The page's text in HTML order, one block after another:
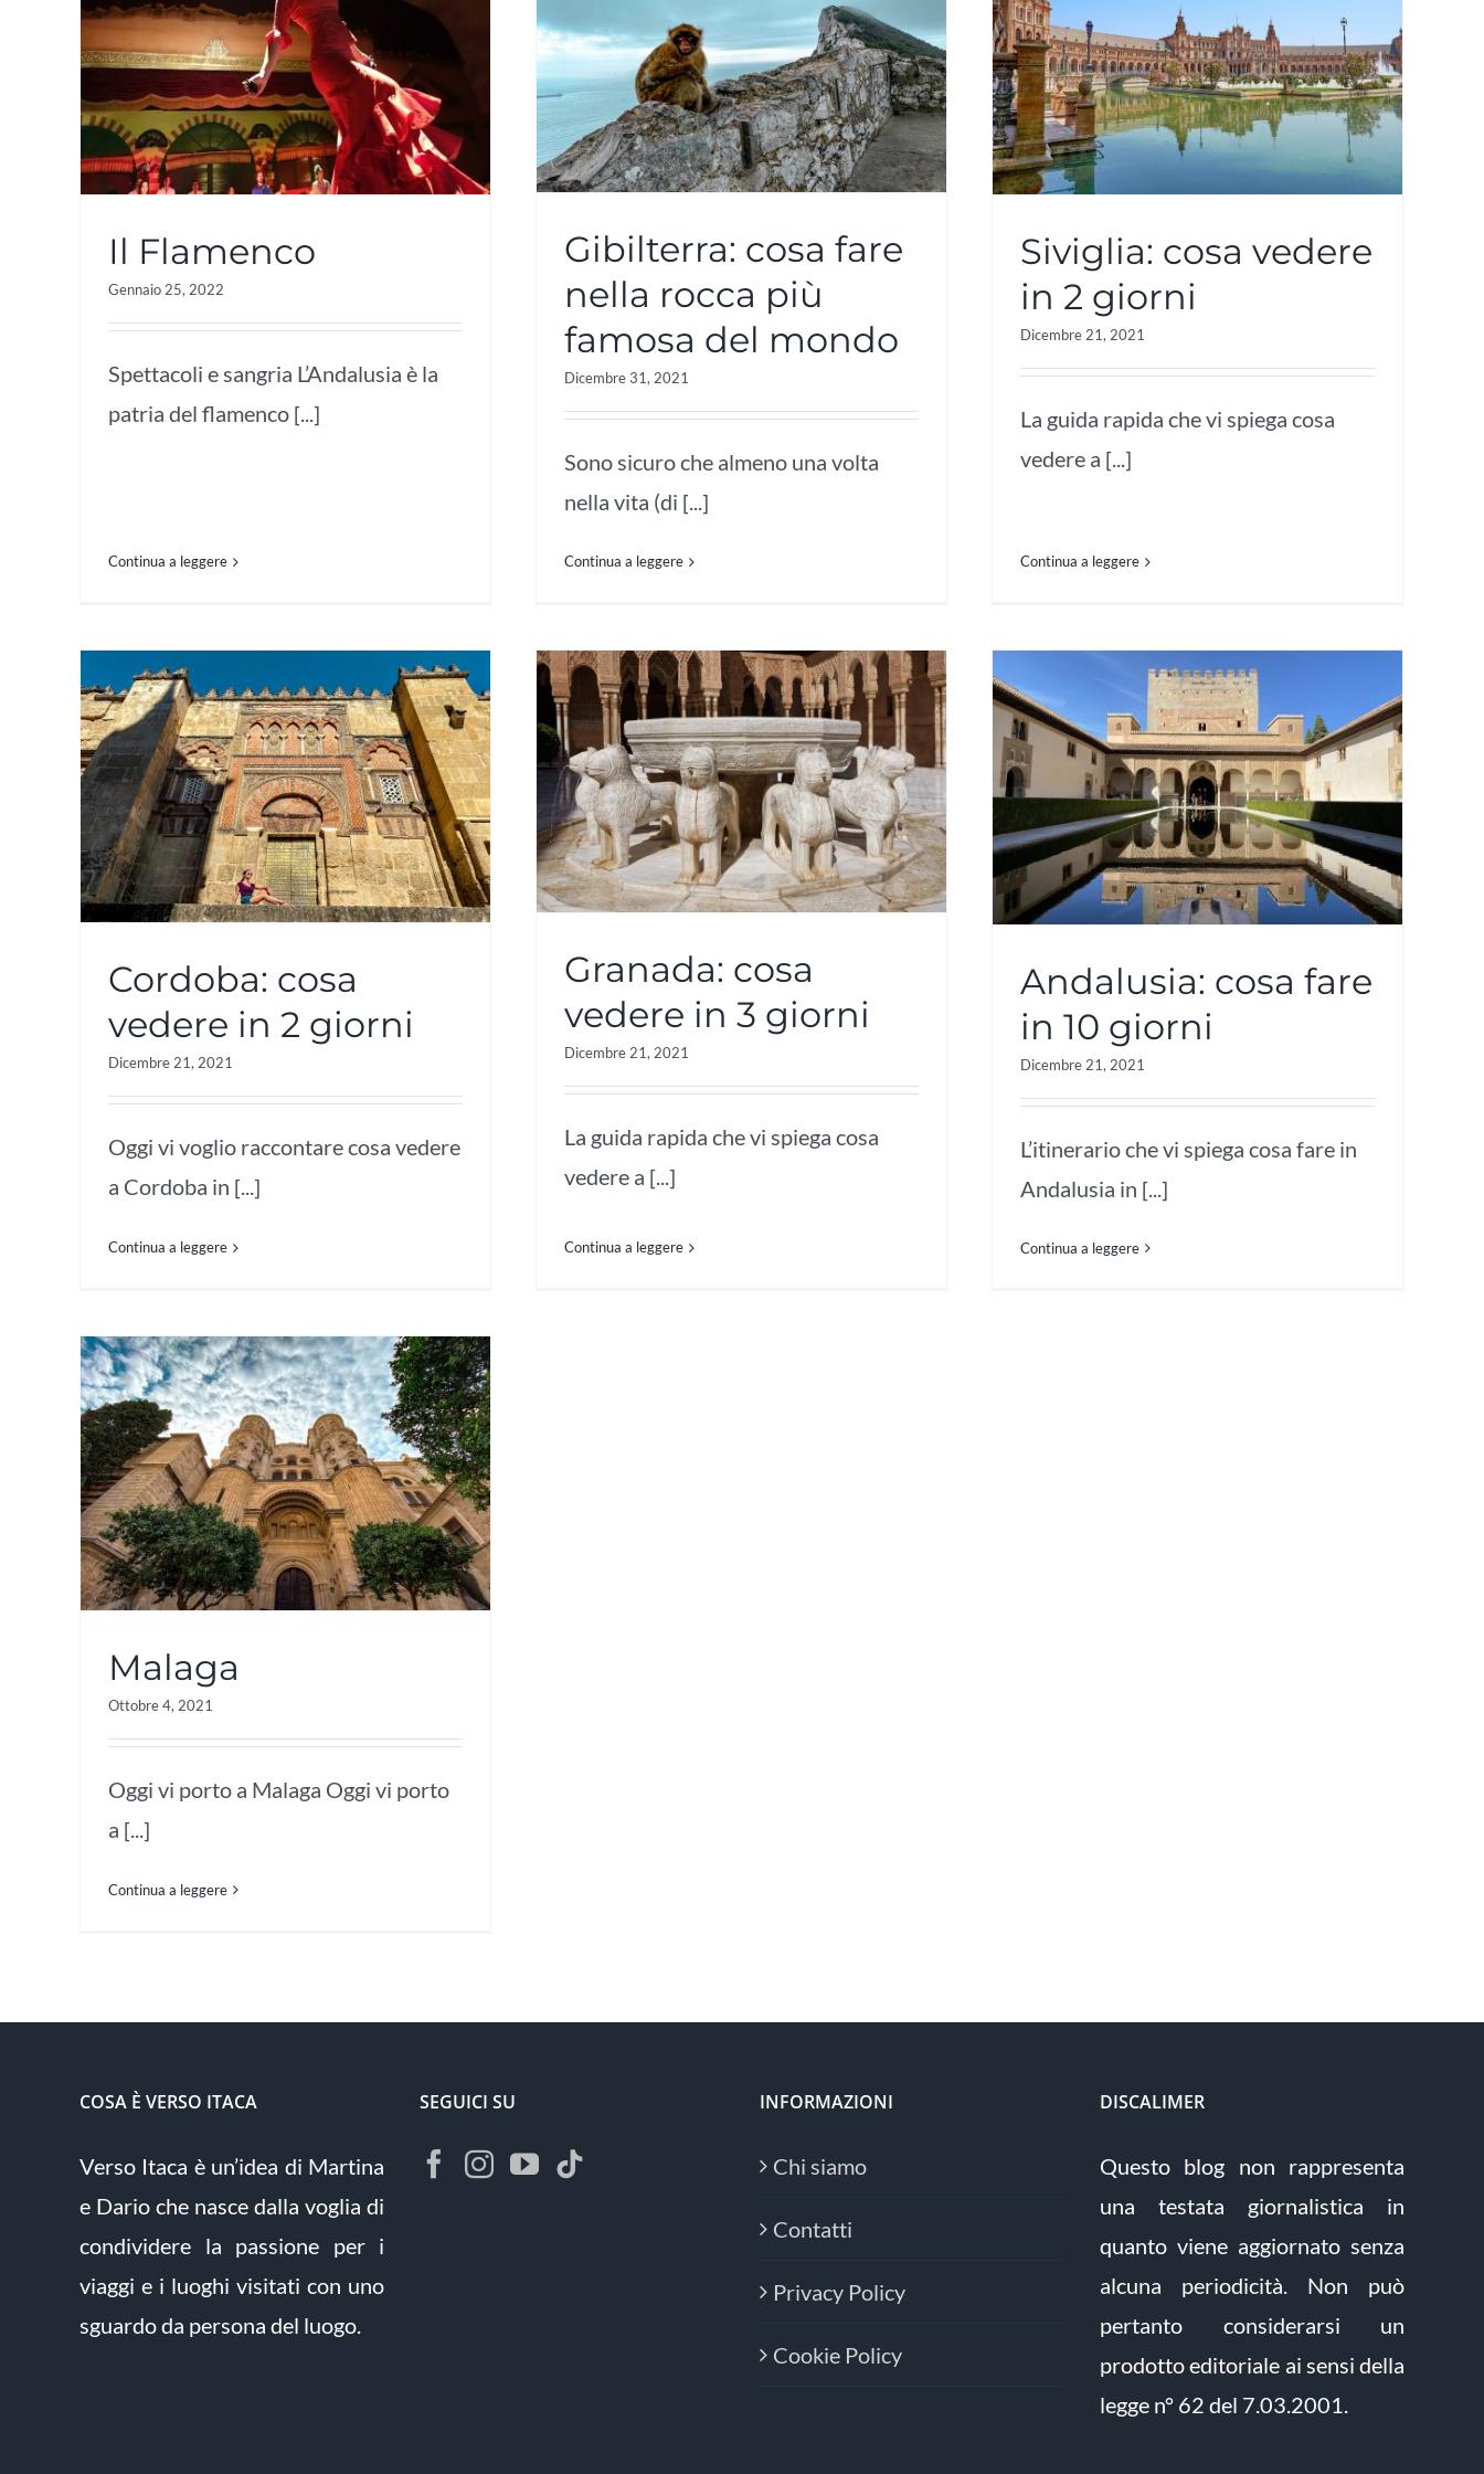
Il Flamenco
Gennaio 25, 2022
Spettacoli e sangria L’Andalusia è la
patria del flamenco [...]
Continua a leggere
Gibilterra: cosa fare
nella rocca più
famosa del mondo
Dicembre 31, 2021
Sono sicuro che almeno una volta
nella vita (di [...]
Continua a leggere
Siviglia: cosa vedere
in 2 giorni
Dicembre 21, 2021
La guida rapida che vi spiega cosa
vedere a [...]
Continua a leggere
Cordoba: cosa
vedere in 2 giorni
Dicembre 21, 2021
Oggi vi voglio raccontare cosa vedere
a Cordoba in [...]
Continua a leggere
Granada: cosa
vedere in 3 giorni
Dicembre 21, 2021
La guida rapida che vi spiega cosa
vedere a [...]
Continua a leggere
Andalusia: cosa fare
in 10 giorni
Dicembre 21, 2021
L’itinerario che vi spiega cosa fare in
Andalusia in [...]
Continua a leggere
Malaga
Ottobre 4, 2021
Oggi vi porto a Malaga Oggi vi porto
a [...]
Continua a leggere
COSA È VERSO ITACA
Verso Itaca è un’idea di Martina
e Dario che nasce dalla voglia di
condividere la passione per i
viaggi e i luoghi visitati con uno
sguardo da persona del luogo.
SEGUICI SU INFORMAZIONI
Chi siamo
Contatti
Privacy Policy
Cookie Policy
DISCALIMER
Questo blog non rappresenta
una testata giornalistica in
quanto viene aggiornato senza
alcuna periodicità. Non può
pertanto considerarsi un
prodotto editoriale ai sensi della
legge n° 62 del 7.03.2001.